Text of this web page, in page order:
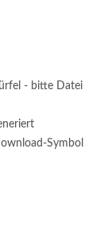
- bitte Datei
Symbol